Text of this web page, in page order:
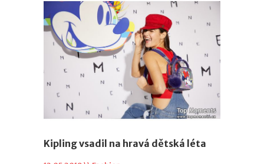
Kipling vsadil na hravá dětská léta